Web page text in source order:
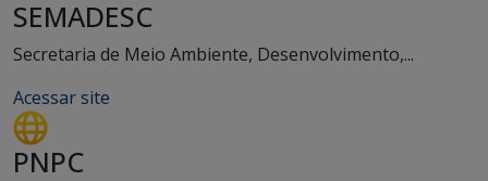
SEMADESC
Secretaria de Meio Ambiente, Desenvolvimento,...
Acessar site
PNPC